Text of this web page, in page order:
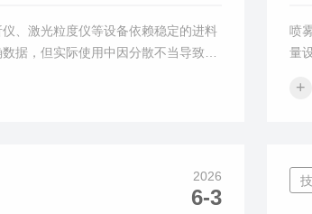
、激光粒度仪等设备依赖稳定的进料
据，但实际使用中因分散不当导致的
略。一、误区一：分散介质选择随意，
极易团聚，直接测试将得到虚假的大粒
是根据样品表面特性选择匹配介质：疏
喷
量
散
特
维
+
2026
6-3